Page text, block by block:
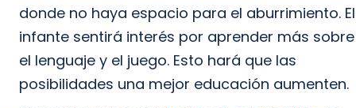
donde no haya espacio para el aburrimiento. El
infante sentirá interés por aprender más sobre
el lenguaje y el juego. Esto hará que las
posibilidades una mejor educación aumenten.